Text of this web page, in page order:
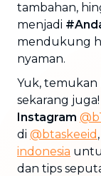
tambahan,
menjadi
mendukung
nyaman.
Yuk,
sekarang
Instagram
di @btaskeeid
indonesia
dan tips